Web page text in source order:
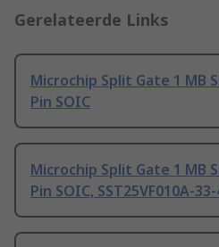
Gerelateerde Links
Microchip Split Gate 1 MB
Pin SOIC
Microchip Split Gate 1 MB
Pin SOIC, SST25VF010A-